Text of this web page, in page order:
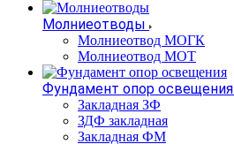
Молниеотводы
Молниеотвод МОГК
Молниеотвод МОТ
Фундамент опор освещения
Закладная ЗФ
ЗДФ закладная
Закладная ФМ